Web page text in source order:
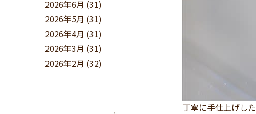
2026年6月 (31)
2026年5月 (31)
2026年4月 (31)
2026年3月 (31)
2026年2月 (32)
丁寧に手仕上げし